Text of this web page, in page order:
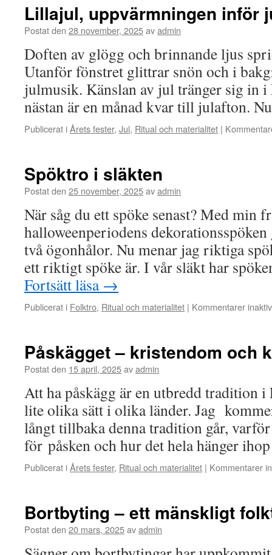
Lillajul, uppvärmningen inför
Postat den 28 november, 2025avadmin
Doften av glögg och brinnande ljus
Utanför fönstret glittrar snön och i
julmusik. Känslan av jul tränger sig in i
nästan är en månad kvar till julafton.
Publicerat iÅrets fester, Jul, Ritual och materialitet |
Spöktro i släkten
Postat den 25 november, 2025avadmin
När såg du ett spöke senast? Med min
halloweenperiodens
två ögonhålor. Nu menar jag riktiga
ett riktigt spöke är. I vår släkt har
Fortsätt läsa →
Publicerat i Folktro, Ritual och materialitet | Kommentarer
Påskägget – kristendom och
Postat den 15 april, 2025avadmin
Att ha påskägg är en utbredd tradition i
lite olika sätt i olika länder. Jag
långt tillbaka denna tradition går,
för påsken och hur det hela hänger
Publicerat iÅrets fester, Ritual och materialitet | Kommentarer
Bortbyting – ett mänskligt
Postat den 20 mars, 2025avadmin